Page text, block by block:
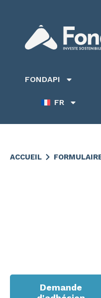
FONDAPI
FR
ACCUEIL
Demande